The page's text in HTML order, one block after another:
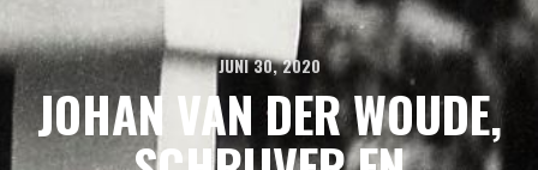
JUNI 30, 2020
JOHAN VAN DER WOUDE,